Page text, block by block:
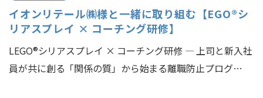
イオンリテール㈱様と一緒に取り組む【EGO®シ
リアスプレイ × コーチング研修】
LEGO®シリアスプレイ × コーチング研修 ― 上司と新入社
員が共に創る「関係の質」から始まる離職防止プログ…